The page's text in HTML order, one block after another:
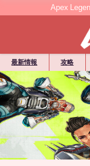
Apex
最新情報 攻略